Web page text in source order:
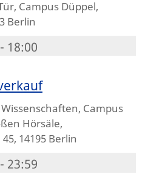
Campus Düppel,
Berlin
18:00
Campus
Hörsäle,
14195 Berlin
23:59